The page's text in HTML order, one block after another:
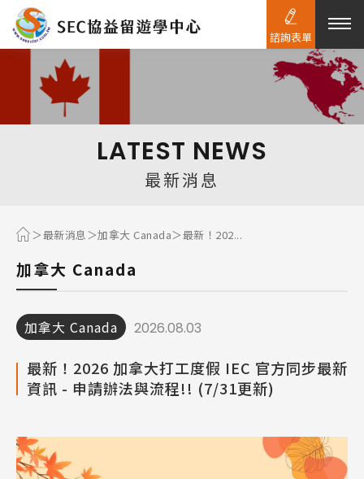
熱門搜尋：
LATEST NEWS
最新消息
最新消息 加拿大 Canada 最新！202...
加拿大 Canada
加拿大 Canada 2026.08.03
最新！2026 加拿大打工度假 IEC 官方同步最新
資訊 - 申請辦法與流程!! (7/31更新)
諮詢表單